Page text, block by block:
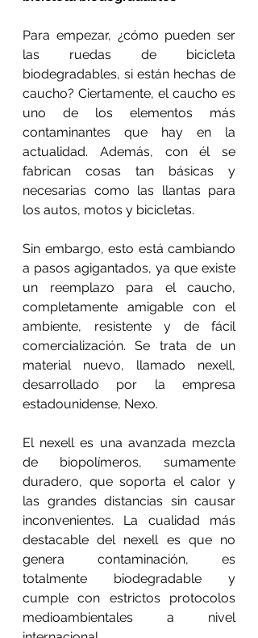
Para empezar, ¿cómo pueden ser
las ruedas de bicicleta
biodegradables, si están hechas de
caucho? Ciertamente, el caucho es
uno de los elementos más
contaminantes que hay en la
actualidad. Además, con él se
fabrican cosas tan básicas y
necesarias como las llantas para
los autos, motos y bicicletas.
Sin embargo, esto está cambiando
a pasos agigantados, ya que existe
un reemplazo para el caucho,
completamente amigable con el
ambiente, resistente y de fácil
comercialización. Se trata de un
material nuevo, llamado nexell,
desarrollado por la empresa
estadounidense, Nexo.
El nexell es una avanzada mezcla
de biopolímeros, sumamente
duradero, que soporta el calor y
las grandes distancias sin causar
inconvenientes. La cualidad más
destacable del nexell es que no
genera contaminación, es
totalmente biodegradable y
cumple con estrictos protocolos
medioambientales a nivel